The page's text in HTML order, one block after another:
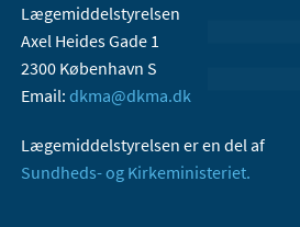
Lægemiddelstyrelsen
Axel Heides Gade 1
2300 København S
Email: dkma@dkma.dk
Lægemiddelstyrelsen er en del af
Sundheds- og Kirkeministeriet.